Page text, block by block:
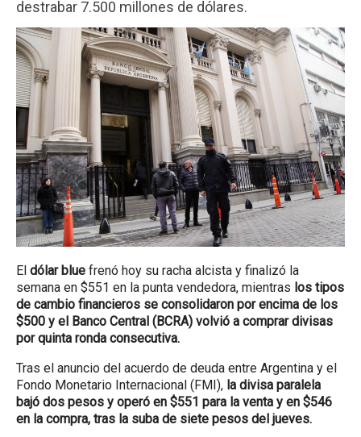
destrabar 7.500 millones de dólares.
El dólar blue frenó hoy su racha alcista y finalizó la
semana en $551 en la punta vendedora, mientras los tipos
de cambio financieros se consolidaron por encima de los
$500 y el Banco Central (BCRA) volvió a comprar divisas
por quinta ronda consecutiva.
Tras el anuncio del acuerdo de deuda entre Argentina y el
Fondo Monetario Internacional (FMI), la divisa paralela
bajó dos pesos y operó en $551 para la venta y en $546
en la compra, tras la suba de siete pesos del jueves.